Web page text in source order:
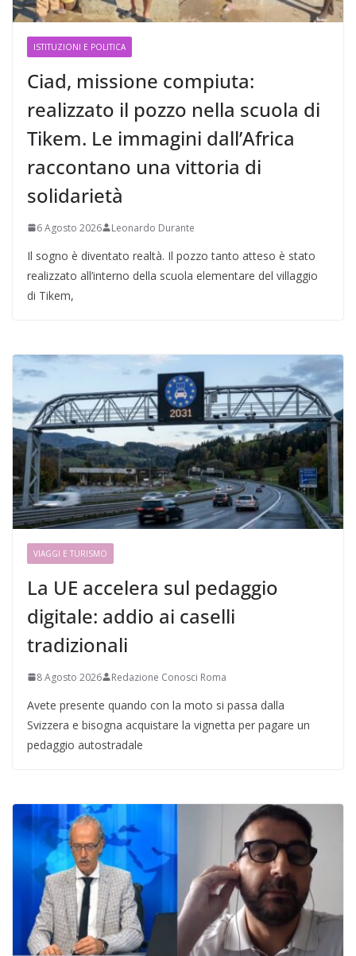
ISTITUZIONI E POLITICA
Ciad, missione compiuta:
realizzato il pozzo nella scuola di
Tikem. Le immagini dall’Africa
raccontano una vittoria di
solidarietà
6 Agosto 2026 Leonardo Durante
Il sogno è diventato realtà. Il pozzo tanto atteso è stato
realizzato all’interno della scuola elementare del villaggio
di Tikem,
VIAGGI E TURISMO
La UE accelera sul pedaggio
digitale: addio ai caselli
tradizionali
8 Agosto 2026 Redazione Conosci Roma
Avete presente quando con la moto si passa dalla
Svizzera e bisogna acquistare la vignetta per pagare un
pedaggio autostradale